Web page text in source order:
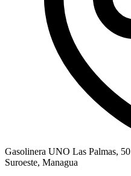
Gasolinera UNO Las Palmas,
Suroeste, Managua